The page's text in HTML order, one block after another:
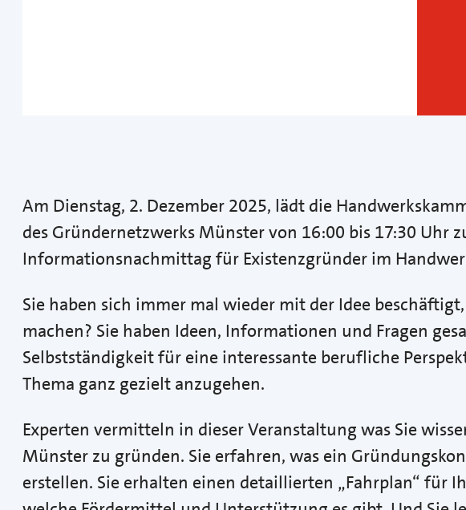
Am Dienstag, 2. Dezember 2025, lädt die
des Gründernetzwerks Münster von 16:00 bis 17:30 Uhr
Informationsnachmittag für Existenzgründer im
Sie haben sich immer mal wieder mit der Idee
machen? Sie haben Ideen, Informationen und Fragen
Selbstständigkeit für eine interessante berufliche
Thema ganz gezielt anzugehen.
Experten vermitteln in dieser Veranstaltung was Sie
Münster zu gründen. Sie erfahren, was ein
erstellen. Sie erhalten einen detaillierten „Fahrplan“ für